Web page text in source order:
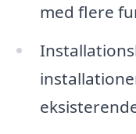
med flere